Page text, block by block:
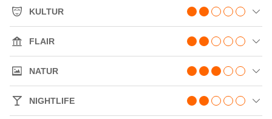
KULTUR
FLAIR
NATUR
NIGHTLIFE